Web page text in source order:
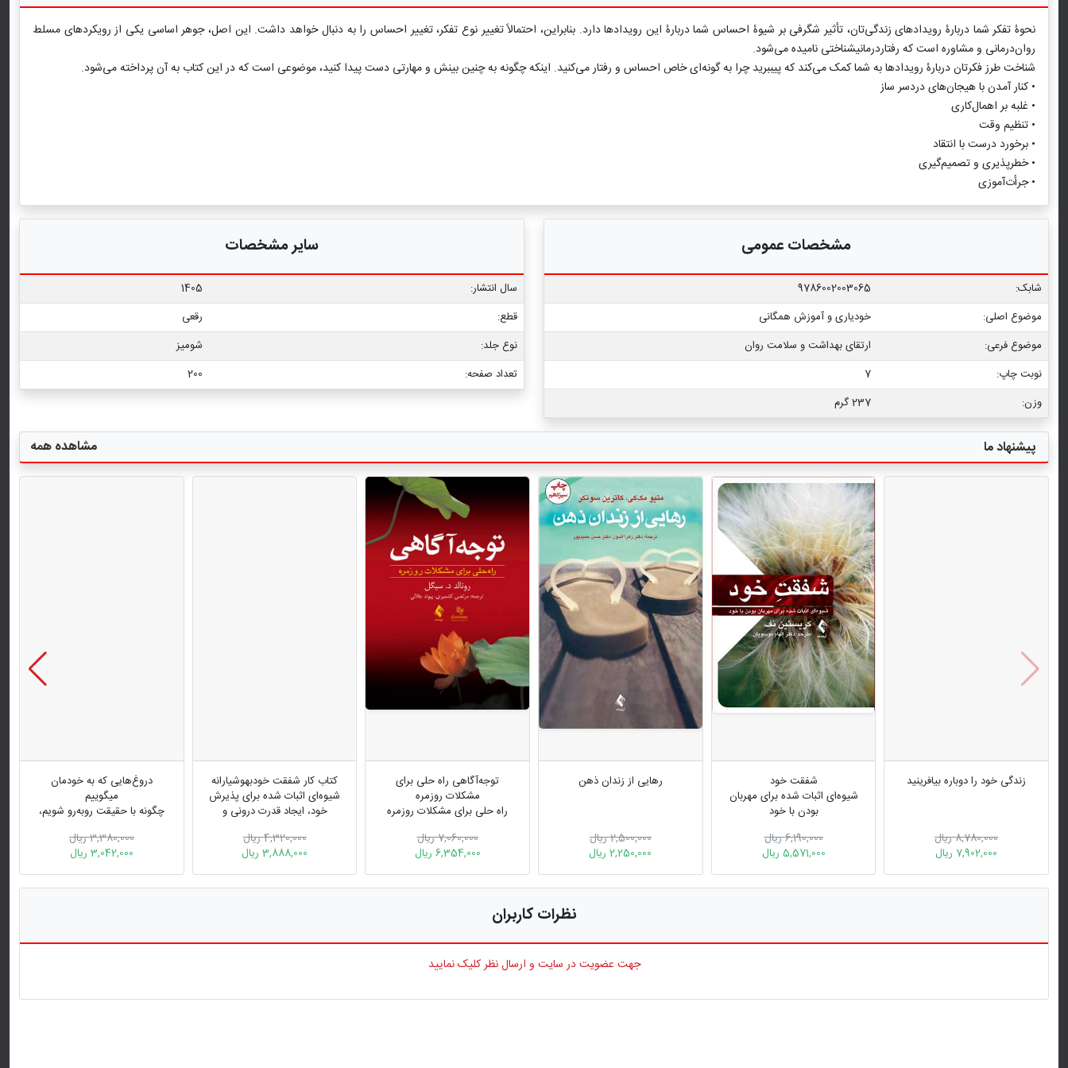
نحوۀ تفکر شما دربارۀ رویدادهای زندگی‌تان، تأثیر شگرفی بر شیوۀ احساس شما دربارۀ این رویدادها دارد. بنابراین، احتمالاً تغییر نوع تفکر، تغییر احساس را به دنبال خواهد داشت. این اصل، جوهر اساسی یکی از رویکردهای مسلط
روان‌درمانی و مشاوره است که رفتاردرمانی‏شناختی نامیده می‌شود.
شناخت طرز فکرتان دربارۀ رویدادها به شما کمک می‌کند که پی‏ببرید چرا به گونه‌ای خاص احساس و رفتار می‌کنید. اینکه چگونه به چنین بینش و مهارتی دست پیدا کنید، موضوعی است که در این کتاب به آن پرداخته می‌شود.
• کنار آمدن با هیجان‌های دردسر ساز
• غلبه بر اهمال‌کاری
• تنظیم وقت
• برخورد درست با انتقاد
• خطرپذیری و تصمیم‌گیری
• جرأت‌آموزی
مشخصات عمومی
شابک:
9786002003065
موضوع اصلی:
خودیاری و آموزش همگانی
موضوع فرعی:
ارتقای بهداشت و سلامت روان
نوبت چاپ:
7
وزن:
237 گرم
سایر مشخصات
سال انتشار:
1405
قطع:
رقعی
نوع جلد:
شومیز
تعداد صفحه:
200
پیشنهاد ما مشاهده همه
زندگی خود را دوباره بیافرینید
8,780,000 ریال
7,902,000 ریال
شفقت خود
شیوه‌ای اثبات شده برای مهربان
بودن با خود
6,190,000 ریال
5,571,000 ریال
رهایی از زندان ذهن
2,500,000 ریال
2,250,000 ریال
توجه‌آگاهی راه حلی برای
مشکلات روزمره
راه حلی برای مشکلات روزمره
7,060,000 ریال
6,354,000 ریال
کتاب کار شفقت خودبهوشیارانه
شیوه‌ای اثبات شده برای پذیرش
خود، ایجاد قدرت درونی و
4,320,000 ریال
3,888,000 ریال
دروغ‌هایی که به خودمان
میگوییم
چگونه با حقیقت روبه‌رو شویم،
بهتری بیافرینیم
3,380,000 ریال
3,042,000 ریال
نظرات کاربران
جهت عضویت در سایت و ارسال نظر کلیک نمایید